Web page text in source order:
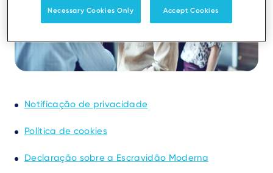
TextNotificação de privacidade
Política de cookies
Declaração sobre a Escravidão Moderna
Necessary Cookies Only Accept Cookies